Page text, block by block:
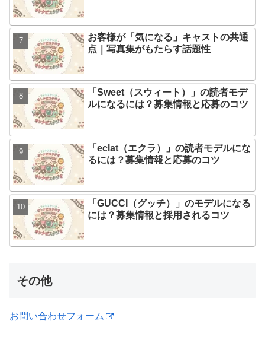
お客様が「気になる」キャストの共通
点｜写真集がもたらす話題性
「Sweet（スウィート）」の読者モデ
ルになるには？募集情報と応募のコツ
「eclat（エクラ）」の読者モデルにな
るには？募集情報と応募のコツ
「GUCCI（グッチ）」のモデルになる
には？募集情報と採用されるコツ
その他
お問い合わせフォーム